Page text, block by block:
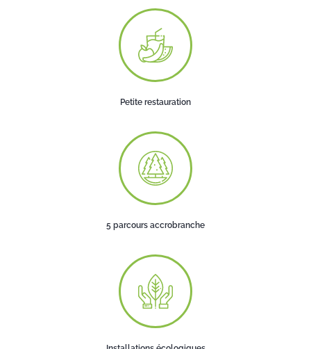
Petite restauration
5 parcours accrobranche